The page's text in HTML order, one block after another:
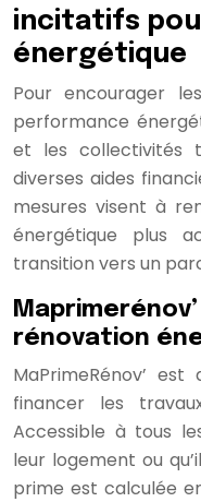
incitatifs
énergétique
Pour encourager
performance
et les collectivités
diverses aides
mesures visent à
énergétique plus
transition vers un
rénovation
MaPrimeRénov’
financer les
Accessible à tous
leur logement ou
prime est calculée